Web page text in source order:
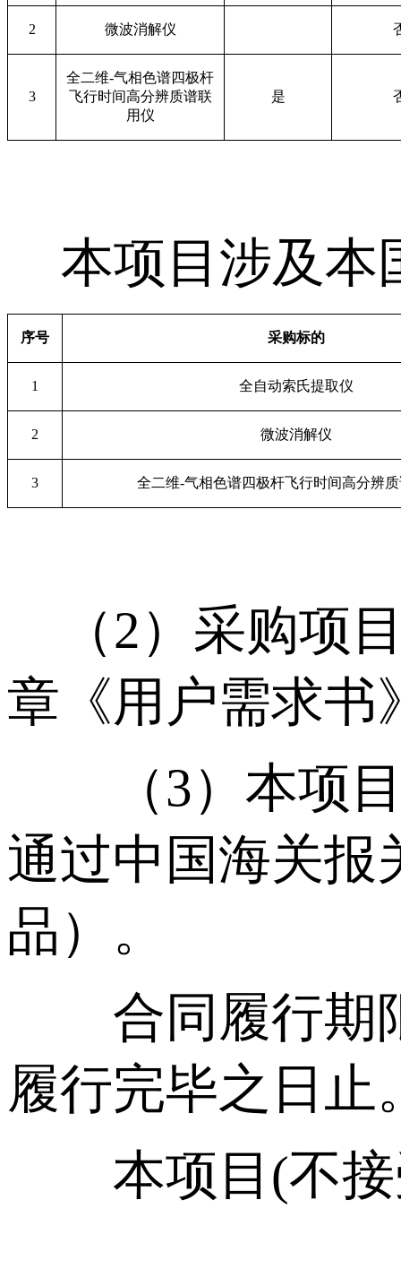
2 微波消解仪
3
全二维-气相色谱四极杆
飞行时间高分辨质谱联
用仪
是
本项目涉及本
序号 采购标的
1 全自动索氏提取仪
2 微波消解仪
3 全二维-气相色谱四极杆飞行时间高分辨
（2）采购项
章《用户需求书
（3）本项目
通过中国海关报
品）。
合同履行期限
履行完毕之日止
本项目(不接